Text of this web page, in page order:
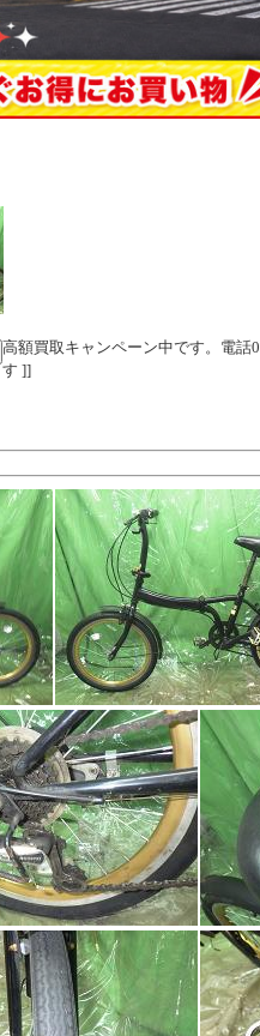
高額買取キャンペーン中です。電話
す ]]